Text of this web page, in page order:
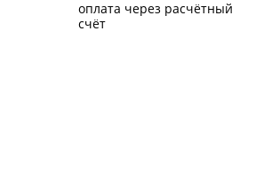
оплата через расчётный
счёт